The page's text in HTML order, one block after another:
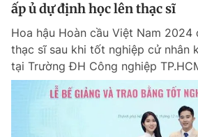
ấp ủ dự định học lên thạc sĩ
Hoa hậu Hoàn cầu Việt Nam
thạc sĩ sau khi tốt nghiệp cử nhân
tại Trường ĐH Công nghiệp